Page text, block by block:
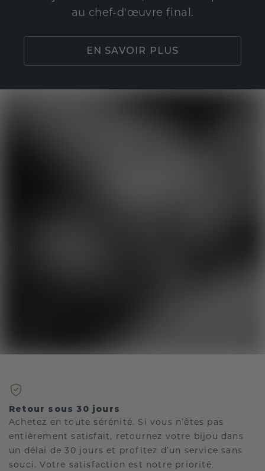
au chef-d'œuvre final.
EN SAVOIR PLUS
Retour sous 30 jours
Achetez en toute sérénité. Si vous n’êtes pas
entièrement satisfait, retournez votre bijou dans
un délai de 30 jours et profitez d’un service sans
souci. Votre satisfaction est notre priorité.